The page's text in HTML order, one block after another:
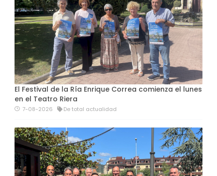
El Festival de la Ría Enrique Correa comienza el lunes
en el Teatro Riera
7-08-2026 De total actualidad